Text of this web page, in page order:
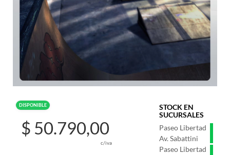
DISPONIBLE
STOCK EN
SUCURSALES
Paseo Libertad
Av. Sabattini
Paseo Libertad
$ 50.790,00
c/iva